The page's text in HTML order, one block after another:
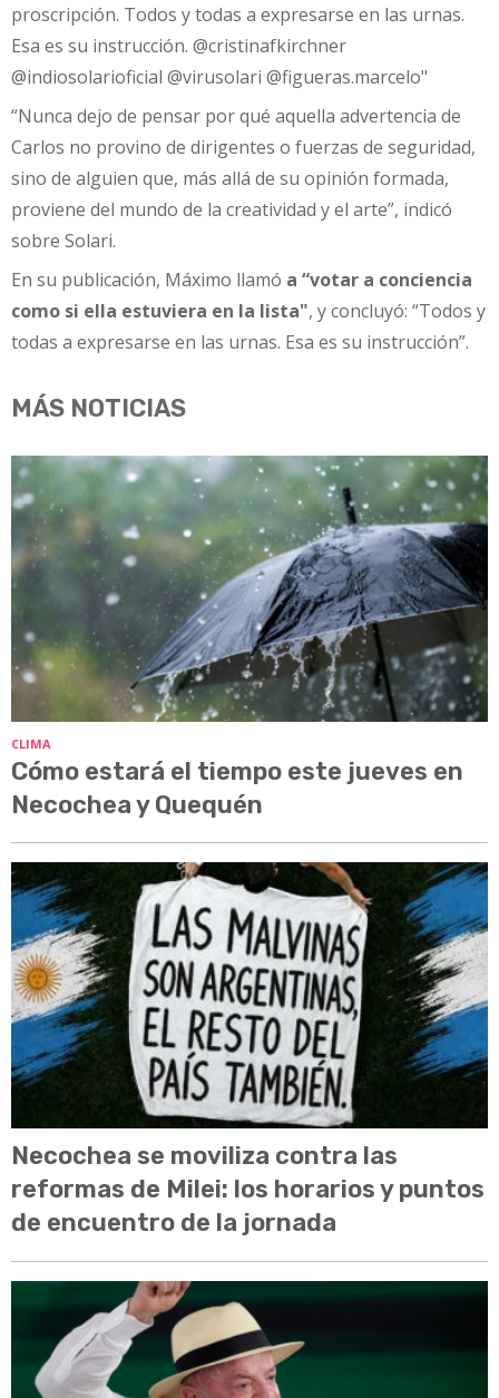
proscripción. Todos y todas a expresarse en las urnas.
Esa es su instrucción. @cristinafkirchner
@indiosolarioficial @virusolari @figueras.marcelo"
“Nunca dejo de pensar por qué aquella advertencia de
Carlos no provino de dirigentes o fuerzas de seguridad,
sino de alguien que, más allá de su opinión formada,
proviene del mundo de la creatividad y el arte”, indicó
sobre Solari.
En su publicación, Máximo llamó a “votar a conciencia
como si ella estuviera en la lista", y concluyó: “Todos y
todas a expresarse en las urnas. Esa es su instrucción”.
MÁS NOTICIAS
CLIMA
Cómo estará el tiempo este jueves en
Necochea y Quequén
Necochea se moviliza contra las
reformas de Milei: los horarios y puntos
de encuentro de la jornada